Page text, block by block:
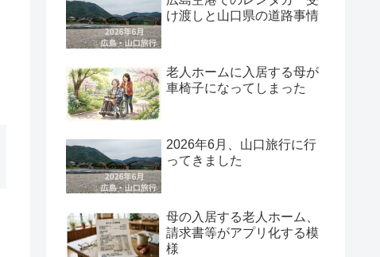
け渡しと山口県の道路事情
老人ホームに入居する母が
車椅子になってしまった
2026年6月、山口旅行に行
ってきました
母の入居する老人ホーム、
請求書等がアプリ化する模
様